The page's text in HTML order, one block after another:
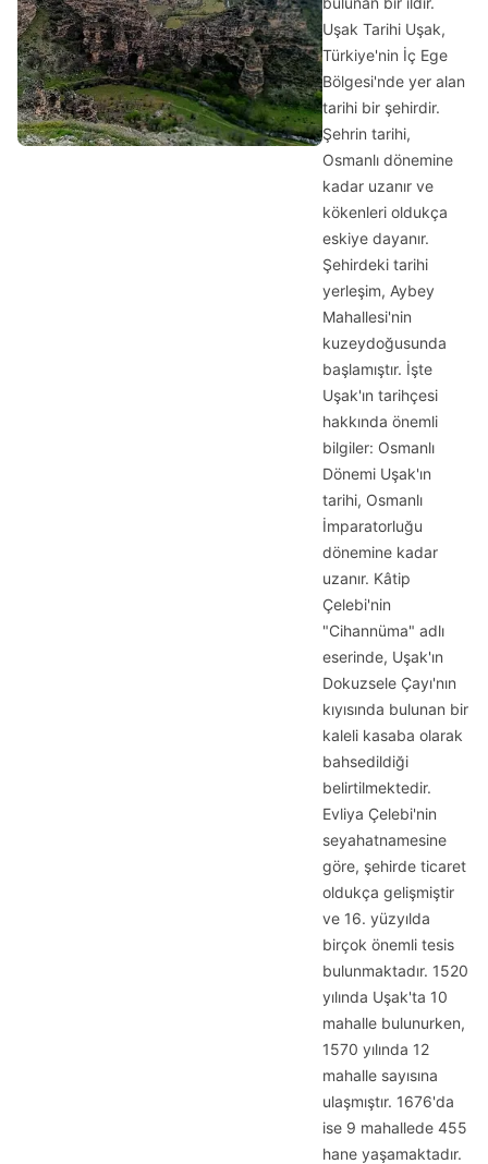
Uşak Tarihi Uşak,
Türkiye'nin İç Ege
Bölgesi'nde yer alan
tarihi bir şehirdir.
Şehrin tarihi,
Osmanlı dönemine
kadar uzanır ve
kökenleri oldukça
eskiye dayanır.
Şehirdeki tarihi
yerleşim, Aybey
Mahallesi'nin
kuzeydoğusunda
başlamıştır. İşte
Uşak'ın tarihçesi
hakkında önemli
bilgiler: Osmanlı
Dönemi Uşak'ın
tarihi, Osmanlı
İmparatorluğu
dönemine kadar
uzanır. Kâtip
Çelebi'nin
"Cihannüma" adlı
eserinde, Uşak'ın
Dokuzsele Çayı'nın
kıyısında bulunan bir
kaleli kasaba olarak
bahsedildiği
belirtilmektedir.
Evliya Çelebi'nin
seyahatnamesine
göre, şehirde ticaret
oldukça gelişmiştir
ve 16. yüzyılda
birçok önemli tesis
bulunmaktadır. 1520
yılında Uşak'ta 10
mahalle bulunurken,
1570 yılında 12
mahalle sayısına
ulaşmıştır. 1676'da
ise 9 mahallede 455
hane yaşamaktadır.